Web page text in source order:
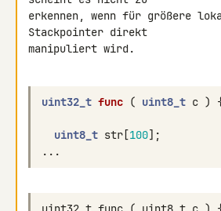
erkennen, wenn für größere
Stackpointer direkt
manipuliert wird.
uint32_t func ( uint8_t c )
uint8_t str [100];
...